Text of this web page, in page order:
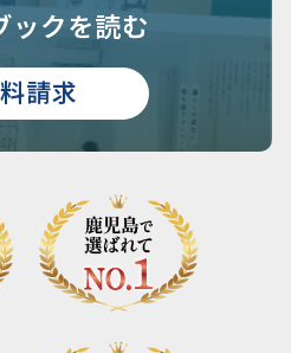
ックを読む
請求